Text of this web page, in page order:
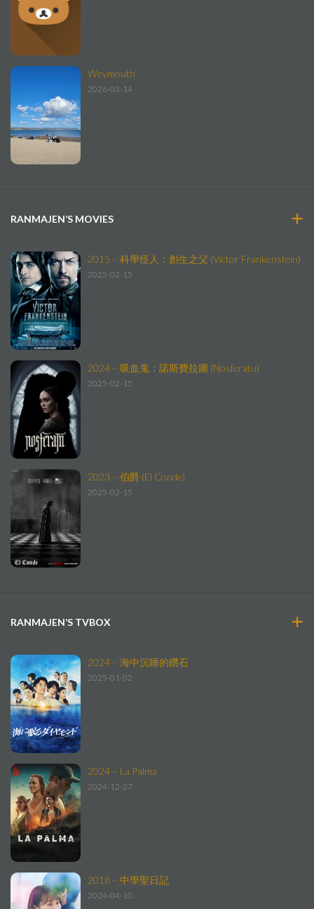
Weymouth
2026-03-14
RANMAJEN’S MOVIES
2015 – 科學怪人：創生之父 (Victor Frankenstein)
2025-02-15
2024 – 吸血鬼：諾斯費拉圖 (Nosferatu)
2025-02-15
2023 – 伯爵 (El Conde)
2025-02-15
RANMAJEN’S TVBOX
2024 – 海中沉睡的鑽石
2025-01-02
2024 – La Palma
2024-12-27
2018 – 中學聖日記
2024-04-10